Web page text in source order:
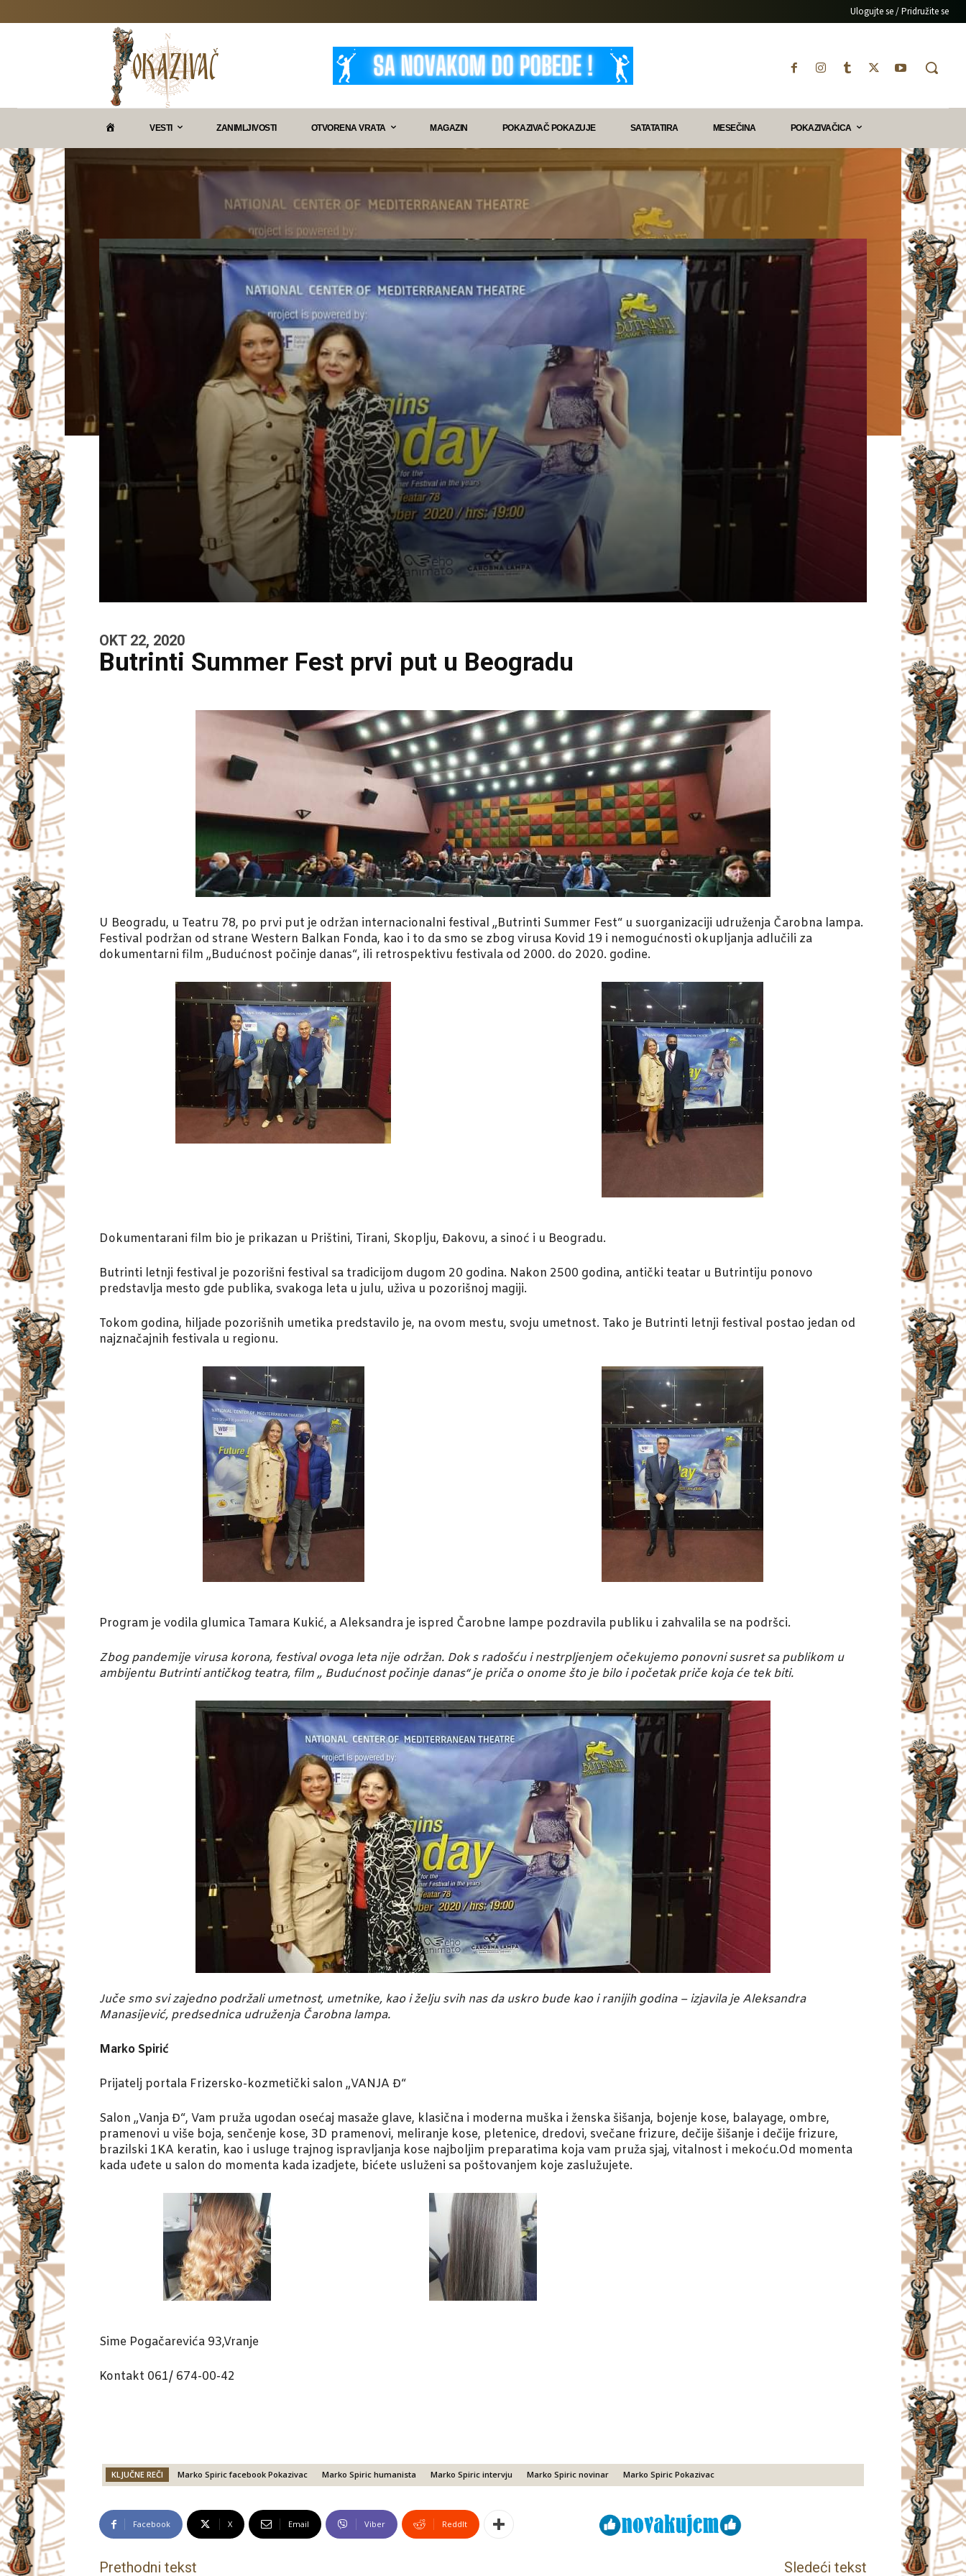
Ulogujte se / Pridružite se
O
A
VESTI ZANIMLJIVOSTI OTVORENA VRATA MAGAZIN POKAZIVAČ POKAZUJE SATATATIRA MESEČINA POKAZIVAČICA
OKT 22, 2020
Butrinti Summer Fest prvi put u Beogradu
U Beogradu, u Teatru 78, po prvi put je održan internacionalni festival „Butrinti Summer Fest“ u suorganizaciji udruženja Čarobna lampa.
Festival podržan od strane Western Balkan Fonda, kao i to da smo se zbog virusa Kovid 19 i nemogućnosti okupljanja adlučili za
dokumentarni film „Budućnost počinje danas“, ili retrospektivu festivala od 2000. do 2020. godine.
Dokumentarani film bio je prikazan u Prištini, Tirani, Skoplju, Đakovu, a sinoć i u Beogradu.
Butrinti letnji festival je pozorišni festival sa tradicijom dugom 20 godina. Nakon 2500 godina, antički teatar u Butrintiju ponovo
predstavlja mesto gde publika, svakoga leta u julu, uživa u pozorišnoj magiji.
Tokom godina, hiljade pozorišnih umetika predstavilo je, na ovom mestu, svoju umetnost. Tako je Butrinti letnji festival postao jedan od
najznačajnih festivala u regionu.
Program je vodila glumica Tamara Kukić, a Aleksandra je ispred Čarobne lampe pozdravila publiku i zahvalila se na podršci.
Zbog pandemije virusa korona, festival ovoga leta nije održan. Dok s radošću i nestrpljenjem očekujemo ponovni susret sa publikom u
ambijentu Butrinti antičkog teatra, film „ Budućnost počinje danas“ je priča o onome što je bilo i početak priče koja će tek biti.
Juče smo svi zajedno podržali umetnost, umetnike, kao i želju svih nas da uskro bude kao i ranijih godina – izjavila je Aleksandra
Manasijević, predsednica udruženja Čarobna lampa.
Marko Spirić
Prijatelj portala Frizersko-kozmetički salon „VANJA Đ“
Salon „Vanja Đ“, Vam pruža ugodan osećaj masaže glave, klasična i moderna muška i ženska šišanja, bojenje kose, balayage, ombre,
pramenovi u više boja, senčenje kose, 3D pramenovi, meliranje kose, pletenice, dredovi, svečane frizure, dečije šišanje i dečije frizure,
brazilski 1KA keratin, kao i usluge trajnog ispravljanja kose najboljim preparatima koja vam pruža sjaj, vitalnost i mekoću.Od momenta
kada uđete u salon do momenta kada izadjete, bićete usluženi sa poštovanjem koje zaslužujete.
Sime Pogačarevića 93,Vranje
Kontakt 061/ 674-00-42
KLJUČNE REČI Marko Spiric facebook Pokazivac Marko Spiric humanista Marko Spiric intervju Marko Spiric novinar Marko Spiric Pokazivac
Facebook X Email Viber ReddIt
Prethodni tekst Sledeći tekst